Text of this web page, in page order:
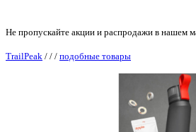
Не пропускайте акции и распродажи в нашем
TrailPeak / / / подобные товары